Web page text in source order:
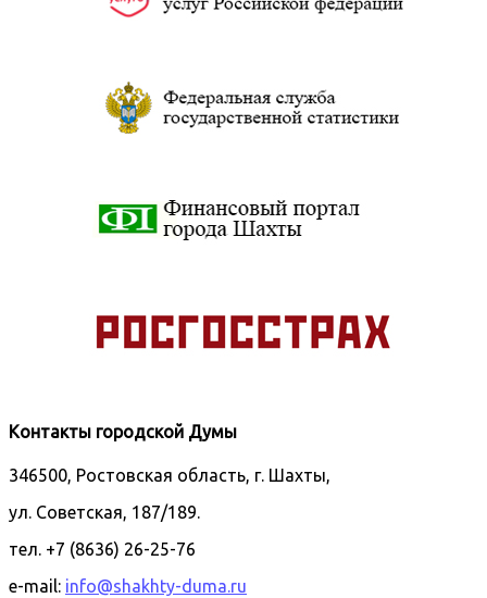
Контакты городской Думы
346500, Ростовская область, г. Шахты,
ул. Советская, 187/189.
тел. +7 (8636) 26-25-76
e-mail: info@shakhty-duma.ru